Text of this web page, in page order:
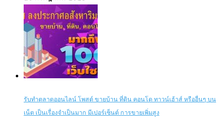
รับทำตลาดออนไลน์ โพสต์ ขายบ้าน ที่ดิน คอนโด ทาวน์เฮ้าส์ หรืออื่นๆ บน
เน็ต เป็นเรื่องจำเป็นมาก มีเปอร์เซ็นต์ การขายเพิ่มสูง